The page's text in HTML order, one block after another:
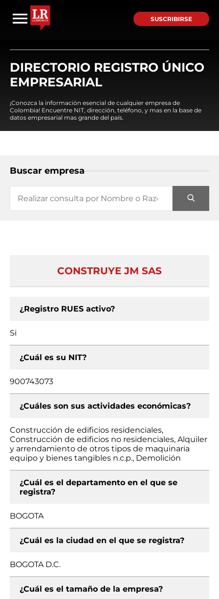
SUSCRIBIRSE
DIRECTORIO REGISTRO ÚNICO
EMPRESARIAL
¡Conozca la información esencial de cualquier empresa de
Colombia! Encuentre NIT, dirección, teléfono, y mas en la base de
datos empresarial mas grande del país.
Buscar empresa
CONSTRUYE JM SAS
¿Registro RUES activo?
Si
¿Cuál es su NIT?
900743073
¿Cuáles son sus actividades económicas?
Construcción de edificios residenciales,
Construcción de edificios no residenciales, Alquiler
y arrendamiento de otros tipos de maquinaria
equipo y bienes tangibles n.c.p., Demolición
¿Cuál es el departamento en el que se
registra?
BOGOTA
¿Cuál es la ciudad en el que se registra?
BOGOTA D.C.
¿Cuál es el tamaño de la empresa?